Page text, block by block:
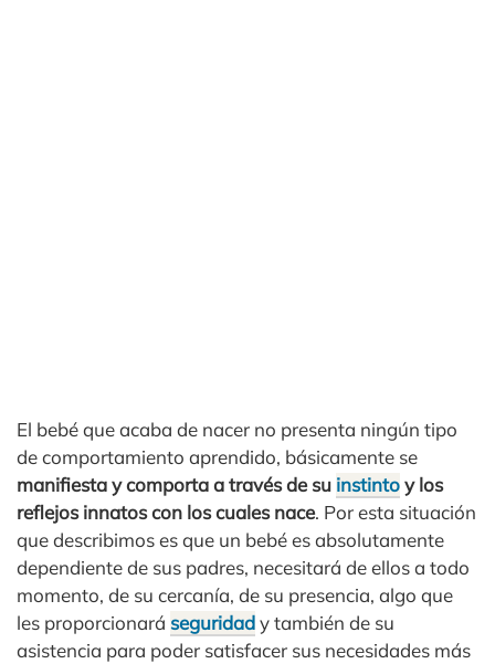
El bebé que acaba de nacer no presenta ningún tipo
de comportamiento aprendido, básicamente se
manifiesta y comporta a través de su instintoy los
reflejos innatos con los cuales nace. Por esta situación
que describimos es que un bebé es absolutamente
dependiente de sus padres, necesitará de ellos a todo
momento, de su cercanía, de su presencia, algo que
les proporcionará seguridady también de su
asistencia para poder satisfacer sus necesidades más